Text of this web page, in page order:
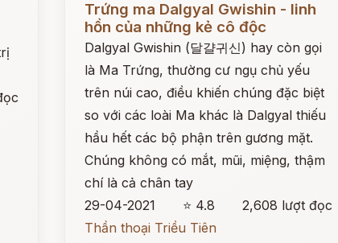
Trứng ma Dalgyal Gwishin - linh
hồn của những kẻ cô độc
Dalgyal Gwishin (달걀귀신) hay còn gọi
là Ma Trứng, thường cư ngụ chủ yếu
trên núi cao, điều khiến chúng đặc biệt
so với các loài Ma khác là Dalgyal thiếu
hầu hết các bộ phận trên gương mặt.
Chúng không có mắt, mũi, miệng, thậm
chí là cả chân tay
29-04-2021
⭐ 4.8
2,608 lượt đọc
Thần thoại Triều Tiên